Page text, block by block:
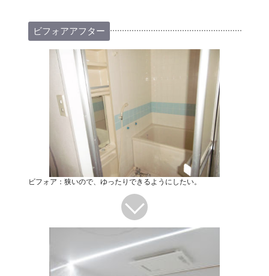
ビフォアアフター
ビフォア：狭いので、ゆったりできるようにしたい。